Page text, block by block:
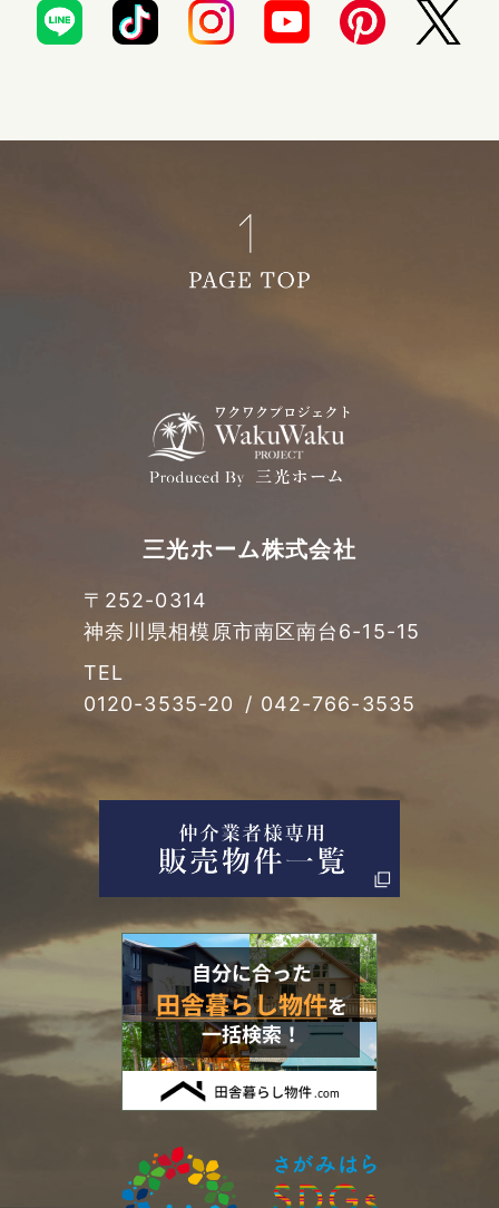
三光ホーム株式会社
〒252-0314
神奈川県相模原市南区南台6-15-15
TEL
0120-3535-20
/ 042-766-3535